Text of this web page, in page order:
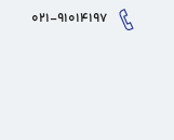
۰۲۱-۹۱۰۱۴۱۹۷